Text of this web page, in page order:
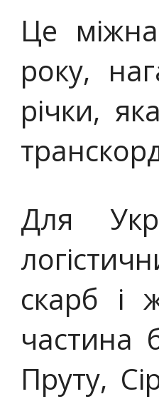
Це
року,
річки,
Для
скарб і
частина
Пруту,